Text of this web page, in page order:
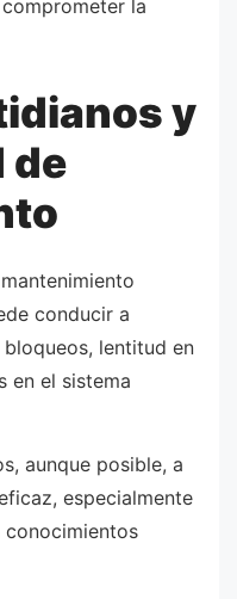
la
y
de
conducir a
lentitud en
en el sistema
aunque posible, a
especialmente
conocimientos